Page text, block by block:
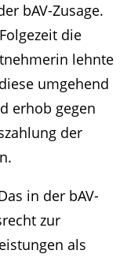
bAV-Zusage.
die
lehnte
umgehend
erhob gegen
der
in der bAV-
zur
als